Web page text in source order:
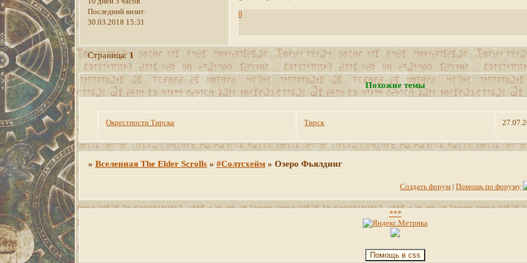
Последний визит:
30.03.2018 15:31
0
Страница:1
Похожие темы
Окрестности Тирска Тирск
»Вселенная The Elder Scrolls »#Солтсхейм »Озеро Фьялдинг
Создать форум |Помощь по форуму
***